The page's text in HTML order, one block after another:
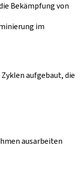
Bekämpfung von
im
aufgebaut, die
ausarbeiten